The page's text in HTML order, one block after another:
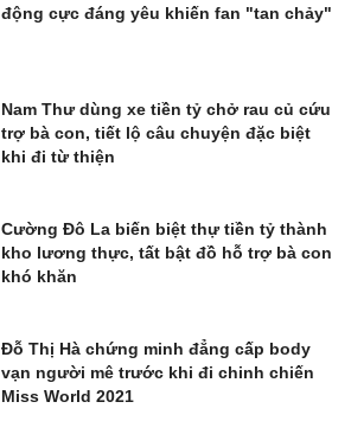
động cực đáng yêu khiến fan "tan chảy"
Nam Thư dùng xe tiền tỷ chở rau củ cứu
trợ bà con, tiết lộ câu chuyện đặc biệt
khi đi từ thiện
Cường Đô La biến biệt thự tiền tỷ thành
kho lương thực, tất bật đồ hỗ trợ bà con
khó khăn
Đỗ Thị Hà chứng minh đẳng cấp body
vạn người mê trước khi đi chinh chiến
Miss World 2021